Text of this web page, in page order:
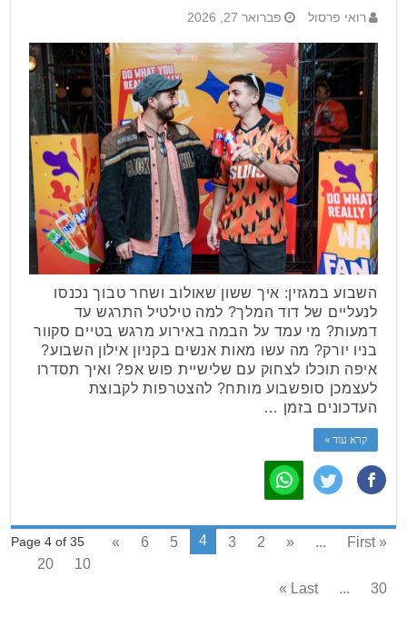
רואי פרסול פברואר 27, 2026
השבוע במגזין: איך ששון שאולוב ושחר טבוך נכנסו
לנעליים של דוד המלך? למה טילטיל התרגש עד
דמעות? מי עמד על הבמה באירוע מרגש בטיים סקוור
בניו יורק? מה עשו מאות אנשים בקניון אילון השבוע?
איפה תוכלו לצחוק עם שלישיית פוש אפ? ואיך תסדרו
לעצמכן סופשבוע מותח? להצטרפות לקבוצת
העדכונים בזמן …
קרא עוד »
Page 4 of 35 « First
...
«
2
3
4
5
6
»
10
20
30
...
Last »